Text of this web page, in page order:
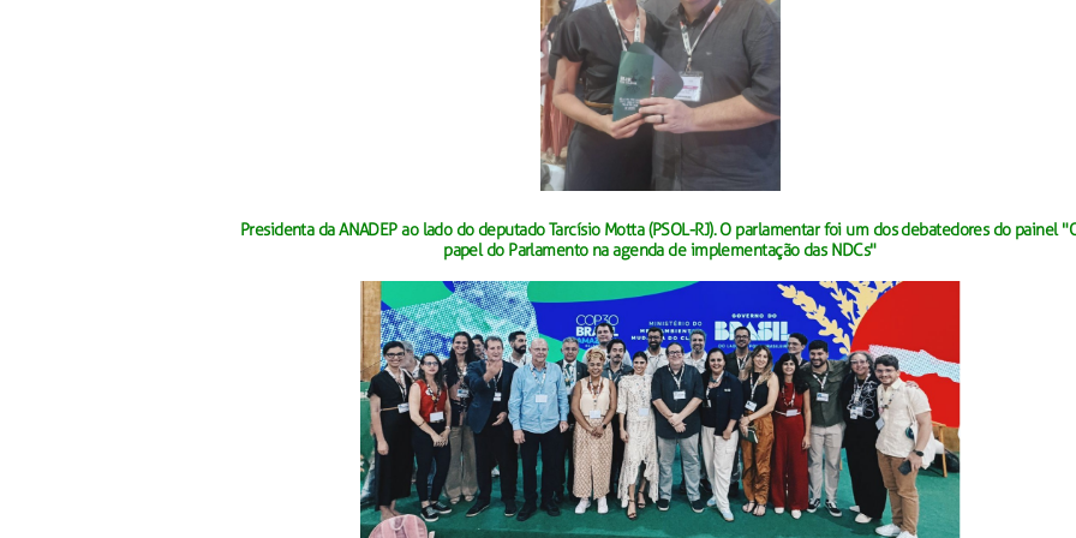
Presidenta da ANADEP ao lado do deputado Tarcísio Motta (PSOL-RJ). O parlamentar foi um dos debatedores do painel
papel do Parlamento na agenda de implementação das NDCs"